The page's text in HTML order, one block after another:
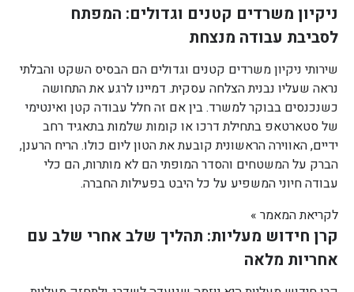
ניקיון משרדים קטנים וגדולים: המפתח
לסביבת עבודה מנצחת
שירותי ניקיון משרדים קטנים וגדולים הם הבסיס השקט והבלתי
נראה שעליו נבנית הצלחה עסקית. דמיינו לרגע את התחושה
כשנכנסים בבוקר למשרד. בין אם זה חלל עבודה קטן ואינטימי
של סטארטאפ בתחילת דרכו או קומות שלמות בתאגיד רחב
ידיים, האווירה הראשונית קובעת את הטון ליום כולו. הריח הרענן,
הברק על המשטחים והסדר המופתי הם לא מותרות, הם כלי
עבודה חיוני המשפיע על כל היבט בפעילות החברה.
לקריאת המאמר »
קרן חידוש מעליות: תהליך שלב אחרי שלב עם
אחריות מלאה